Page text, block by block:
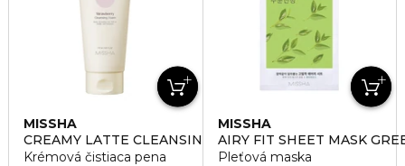
MISSHA
CREAMY LATTE CLEANSING FOAM STRAWBERRY
Krémová čistiaca pena
MISSHA
AIRY FIT SHEET MASK
Pleťová maska